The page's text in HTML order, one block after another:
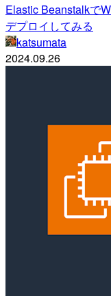
Elastic Beanstalkで
デプロイしてみる
katsumata
2024.09.26